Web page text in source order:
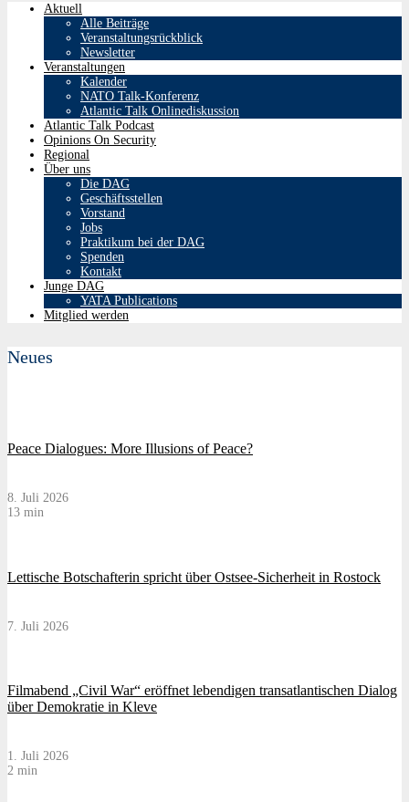
Aktuell
Alle Beiträge
Veranstaltungsrückblick
Newsletter
Veranstaltungen
Kalender
NATO Talk-Konferenz
Atlantic Talk Onlinediskussion
Atlantic Talk Podcast
Opinions On Security
Regional
Über uns
Die DAG
Geschäftsstellen
Vorstand
Jobs
Praktikum bei der DAG
Spenden
Kontakt
Junge DAG
YATA Publications
Mitglied werden
Neues
Peace Dialogues: More Illusions of Peace?
8. Juli 2026
13 min
Lettische Botschafterin spricht über Ostsee-Sicherheit in Rostock
7. Juli 2026
Filmabend „Civil War“ eröffnet lebendigen transatlantischen Dialog
über Demokratie in Kleve
1. Juli 2026
2 min